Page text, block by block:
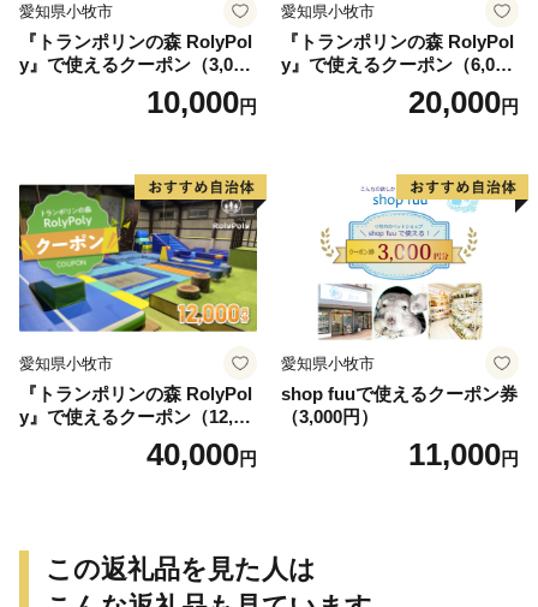
愛知県小牧市
『トランポリンの森 RolyPol
y』で使えるクーポン（3,000
10,000円
愛知県小牧市
『トランポリンの森 RolyPol
y』で使えるクーポン（6,000
20,000円
愛知県小牧市
『トランポリンの森 RolyPol
y』で使えるクーポン（12,00
40,000円
愛知県小牧市
shop fuuで使えるクーポン券
（3,000円）
11,000円
この返礼品を見た人は